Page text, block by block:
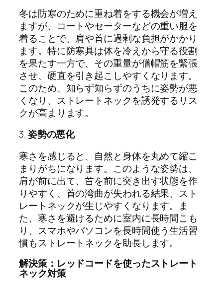
冬は防寒のために重ね着をする機会が増え
ますが、コートやセーターなどの重い服を
着ることで、肩や首に過剰な負担がかかり
ます。特に防寒具は体を冷えから守る役割
を果たす一方で、その重量が僧帽筋を緊張
させ、硬直を引き起こしやすくなります。
このため、知らず知らずのうちに姿勢が悪
くなり、ストレートネックを誘発するリス
クが高まります。
3.姿勢の悪化
寒さを感じると、自然と身体を丸めて縮こ
まりがちになります。このような姿勢は、
肩が前に出て、首を前に突き出す状態を作
りやすく、首の湾曲が失われる結果、スト
レートネックが生じやすくなります。ま
た、寒さを避けるために室内に長時間こも
り、スマホやパソコンを長時間使う生活習
慣もストレートネックを助長します。
解決策：レッドコードを使ったストレート
ネック対策